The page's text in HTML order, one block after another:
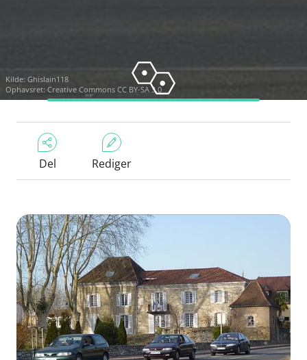
Kilde: Ghislain118
Ophavsret: Creative Commons CC BY-SA 3.0
Del Rediger